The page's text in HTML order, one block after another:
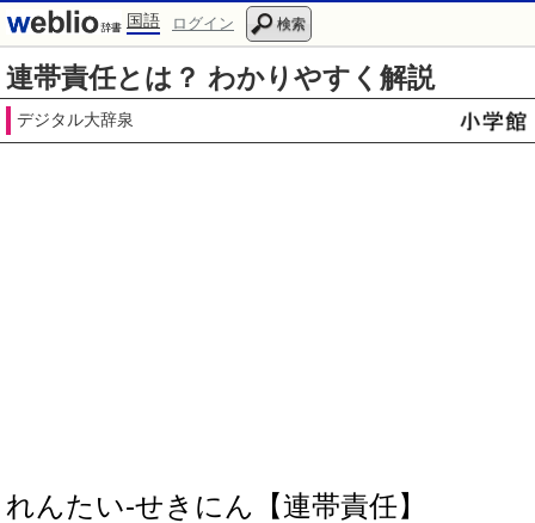
国語 ログイン 検索
連帯責任とは？ わかりやすく解説
デジタル大辞泉
れんたい‐せきにん【連帯責任】